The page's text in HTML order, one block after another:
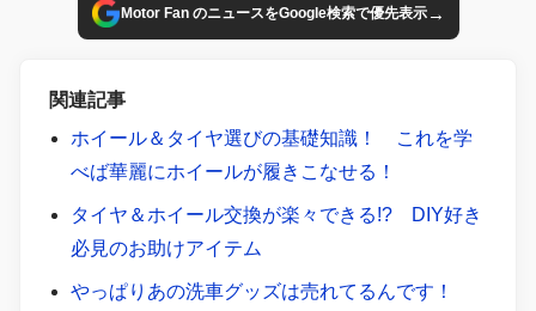
Motor Fan のニュースをGoogle検索で優先表示→
関連記事
ホイール＆タイヤ選びの基礎知識！ これを学
べば華麗にホイールが履きこなせる！
タイヤ＆ホイール交換が楽々できる!? DIY好き
必見のお助けアイテム
やっぱりあの洗車グッズは売れてるんです！